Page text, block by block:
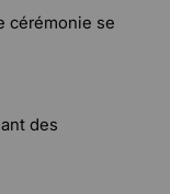
cérémonie se
des